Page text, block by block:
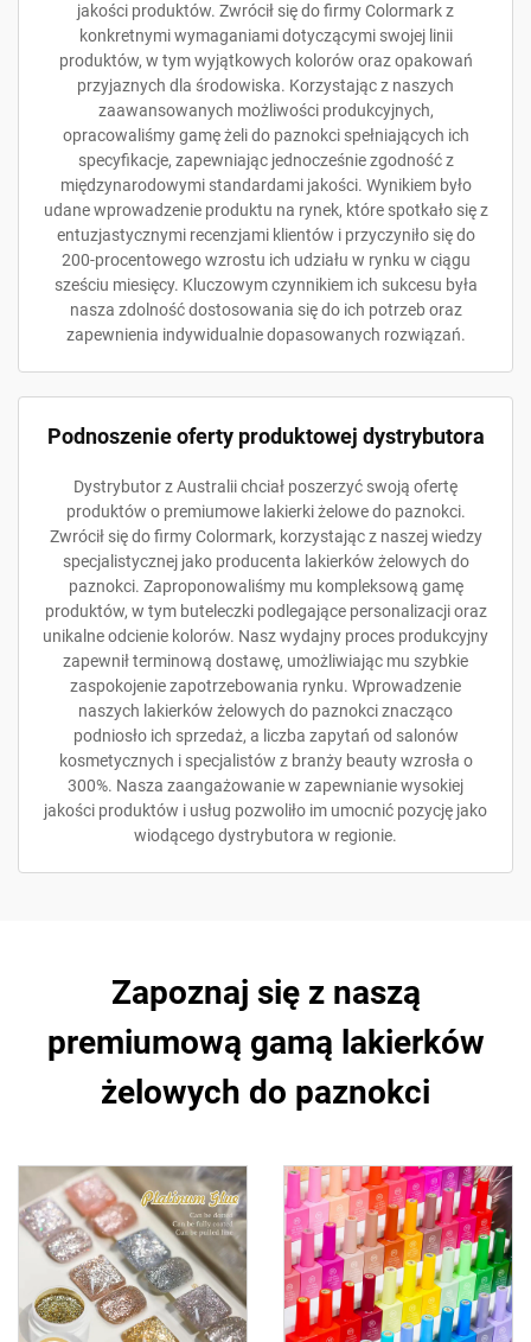
jakości produktów. Zwrócił się do firmy Colormark z
konkretnymi wymaganiami dotyczącymi swojej linii
produktów, w tym wyjątkowych kolorów oraz opakowań
przyjaznych dla środowiska. Korzystając z naszych
zaawansowanych możliwości produkcyjnych,
opracowaliśmy gamę żeli do paznokci spełniających ich
specyfikacje, zapewniając jednocześnie zgodność z
międzynarodowymi standardami jakości. Wynikiem było
udane wprowadzenie produktu na rynek, które spotkało się z
entuzjastycznymi recenzjami klientów i przyczyniło się do
200-procentowego wzrostu ich udziału w rynku w ciągu
sześciu miesięcy. Kluczowym czynnikiem ich sukcesu była
nasza zdolność dostosowania się do ich potrzeb oraz
zapewnienia indywidualnie dopasowanych rozwiązań.
Podnoszenie oferty produktowej dystrybutora
Dystrybutor z Australii chciał poszerzyć swoją ofertę
produktów o premiumowe lakierki żelowe do paznokci.
Zwrócił się do firmy Colormark, korzystając z naszej wiedzy
specjalistycznej jako producenta lakierków żelowych do
paznokci. Zaproponowaliśmy mu kompleksową gamę
produktów, w tym buteleczki podlegające personalizacji oraz
unikalne odcienie kolorów. Nasz wydajny proces produkcyjny
zapewnił terminową dostawę, umożliwiając mu szybkie
zaspokojenie zapotrzebowania rynku. Wprowadzenie
naszych lakierków żelowych do paznokci znacząco
podniosło ich sprzedaż, a liczba zapytań od salonów
kosmetycznych i specjalistów z branży beauty wzrosła o
300%. Nasza zaangażowanie w zapewnianie wysokiej
jakości produktów i usług pozwoliło im umocnić pozycję jako
wiodącego dystrybutora w regionie.
Zapoznaj się z naszą
premiumową gamą lakierków
żelowych do paznokci